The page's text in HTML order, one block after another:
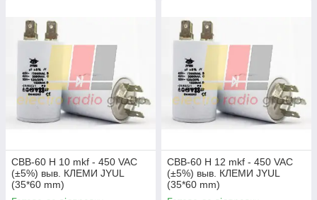
CBB-60 H 10 mkf - 450 VAC
(±5%) выв. КЛЕМИ JYUL
(35*60 mm)
CBB-60 H 12 mkf - 450 VAC
(±5%) выв. КЛЕМИ JYUL
(35*60 mm)